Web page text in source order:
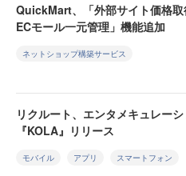
QuickMart、「外部サイト価格
ECモール一元管理」機能追加
ネットショップ構築サービス
リクルート、エンタメキュレー
『KOLA』リリース
モバイル アプリ スマートフォン